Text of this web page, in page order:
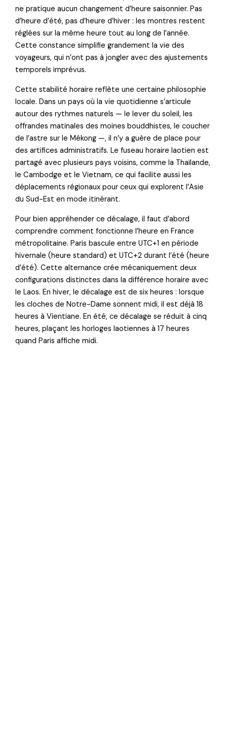
ne pratique aucun changement d’heure saisonnier. Pas
d’heure d’été, pas d’heure d’hiver : les montres restent
réglées sur la même heure tout au long de l’année.
Cette constance simplifie grandement la vie des
voyageurs, qui n’ont pas à jongler avec des ajustements
temporels imprévus.
Cette stabilité horaire reflète une certaine philosophie
locale. Dans un pays où la vie quotidienne s’articule
autour des rythmes naturels — le lever du soleil, les
offrandes matinales des moines bouddhistes, le coucher
de l’astre sur le Mékong —, il n’y a guère de place pour
des artifices administratifs. Le fuseau horaire laotien est
partagé avec plusieurs pays voisins, comme la Thaïlande,
le Cambodge et le Vietnam, ce qui facilite aussi les
déplacements régionaux pour ceux qui explorent l’Asie
du Sud-Est en mode itinérant.
Pour bien appréhender ce décalage, il faut d’abord
comprendre comment fonctionne l’heure en France
métropolitaine. Paris bascule entre UTC+1 en période
hivernale (heure standard) et UTC+2 durant l’été (heure
d’été). Cette alternance crée mécaniquement deux
configurations distinctes dans la différence horaire avec
le Laos. En hiver, le décalage est de six heures : lorsque
les cloches de Notre-Dame sonnent midi, il est déjà 18
heures à Vientiane. En été, ce décalage se réduit à cinq
heures, plaçant les horloges laotiennes à 17 heures
quand Paris affiche midi.